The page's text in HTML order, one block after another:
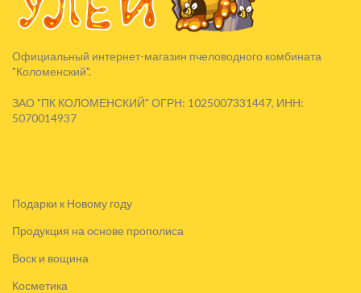
Официальный интернет-магазин пчеловодного комбината
"Коломенский".
ЗАО "ПК КОЛОМЕНСКИЙ" ОГРН: 1025007331447, ИНН:
5070014937
Подарки к Новому году
Продукция на основе прополиса
Воск и вощина
Косметика